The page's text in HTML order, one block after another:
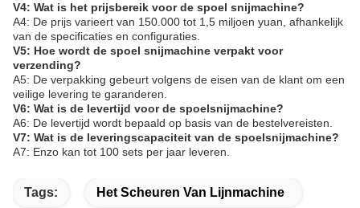
V4: Wat is het prijsbereik voor de spoel snijmachine?
A4: De prijs varieert van 150.000 tot 1,5 miljoen yuan, afhankelijk
van de specificaties en configuraties.
V5: Hoe wordt de spoel snijmachine verpakt voor
verzending?
A5: De verpakking gebeurt volgens de eisen van de klant om een
veilige levering te garanderen.
V6: Wat is de levertijd voor de spoelsnijmachine?
A6: De levertijd wordt bepaald op basis van de bestelvereisten.
V7: Wat is de leveringscapaciteit van de spoelsnijmachine?
A7: Enzo kan tot 100 sets per jaar leveren.
Tags: Het Scheuren Van Lijnmachine